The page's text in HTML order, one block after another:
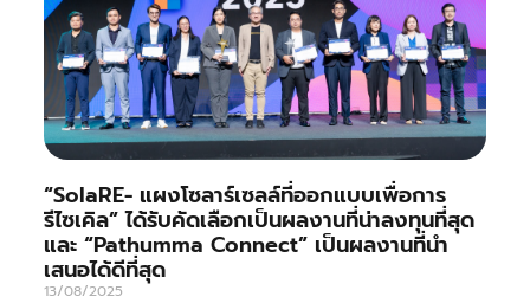
“SolaRE- แผงโซลาร์เซลล์ที่ออกแบบเพื่อการ
รีไซเคิล” ได้รับคัดเลือกเป็นผลงานที่น่าลงทุนที่สุด
และ “Pathumma Connect” เป็นผลงานที่นำ
เสนอได้ดีที่สุด
13/08/2025